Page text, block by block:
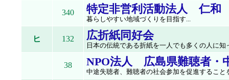
340 特定非営利活動法人 仁和
暮らしやすい地域づくりを目指す...
ヒ 132 広折紙同好会
日本の伝統である折紙を一人でも多くの人に
38 NPO法人 広島県難聴者
中途失聴者、難聴者の社会参加を促進すること